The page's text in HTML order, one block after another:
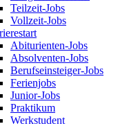
Teilzeit-Jobs
Vollzeit-Jobs
Abiturienten-Jobs
Absolventen-Jobs
Berufseinsteiger-Jobs
Ferienjobs
Junior-Jobs
Praktikum
Werkstudent